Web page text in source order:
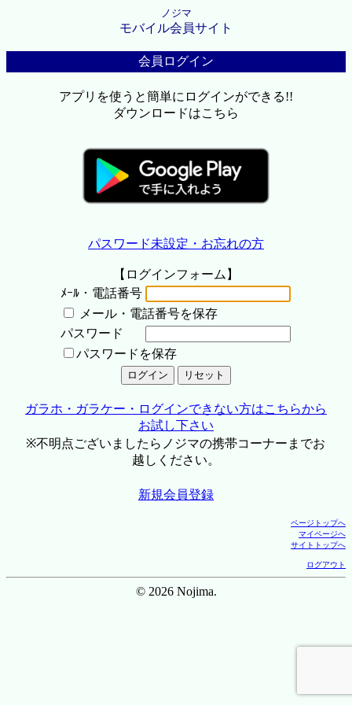
ノジマ
モバイル会員サイト
会員ログイン
アプリを使うと簡単にログインができる!!
ダウンロードはこちら
パスワード未設定・お忘れの方
【ログインフォーム】
ﾒｰﾙ・電話番号
メール・電話番号を保存
パスワード
パスワードを保存
ガラホ・ガラケー・ログインできない方はこちらから
お試し下さい
※不明点ございましたらノジマの携帯コーナーまでお
越しください。
新規会員登録
ページトップへ
マイページへ
サイトトップへ
ログアウト
© 2026 Nojima.